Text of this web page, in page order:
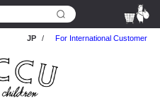
JP / For International Customer